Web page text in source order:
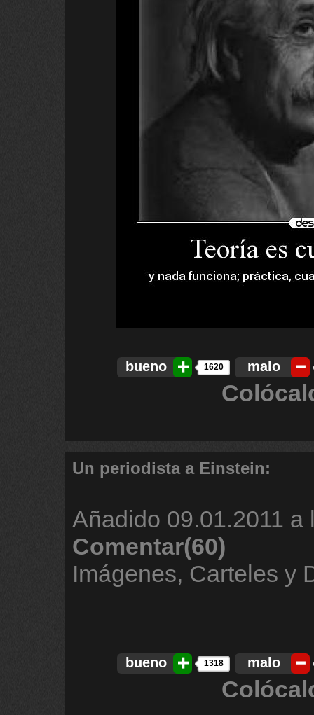
bueno 1620 malo
Un periodista a Einstein:
Añadido 09.01.2011 a
Comentar(60)
Imágenes, Carteles y
bueno 1318 malo